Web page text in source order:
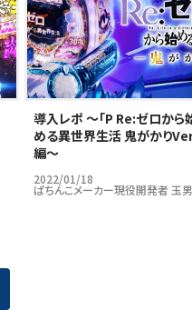
導入レポ ～「P Re:ゼロから
める異世界生活 鬼がかりVer
編～
2022/01/18
ぱちんこメーカー現役開発者 玉男